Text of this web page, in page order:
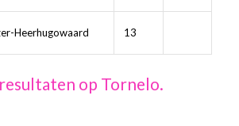
Heerhugowaard 13
op Tornelo.